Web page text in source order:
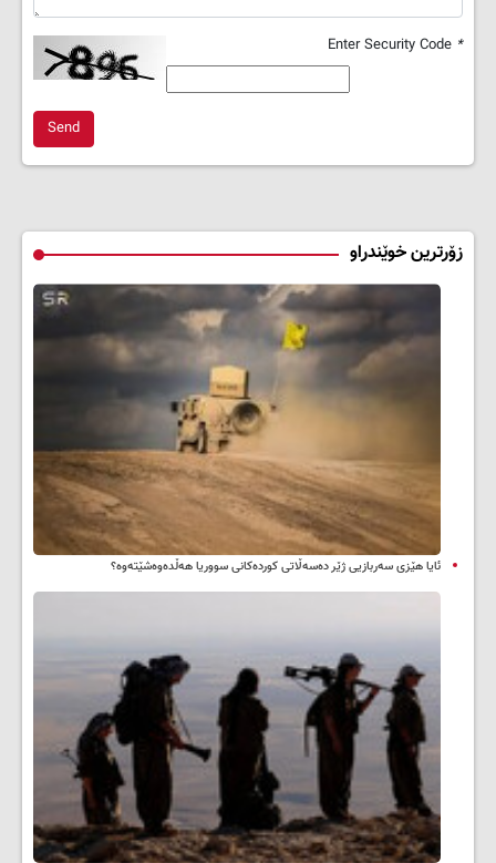
*
Send
زۆرترین خوێندراو
ئایا هێزی سەربازیی ژێر دەسەڵاتی کوردەکانی سووریا هەڵدەوەشێتەوە؟